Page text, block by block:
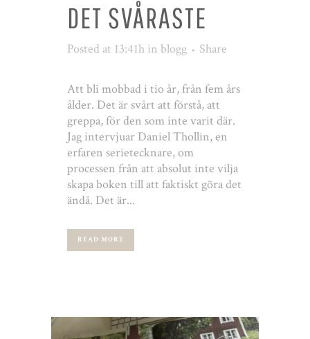
DET SVÅRASTE
Posted at 13:41h in blogg Share
Att bli mobbad i tio år, från fem års
ålder. Det är svårt att förstå, att
greppa, för den som inte varit där.
Jag intervjuar Daniel Thollin, en
erfaren serietecknare, om
processen från att absolut inte vilja
skapa boken till att faktiskt göra det
ändå. Det är...
READ MORE